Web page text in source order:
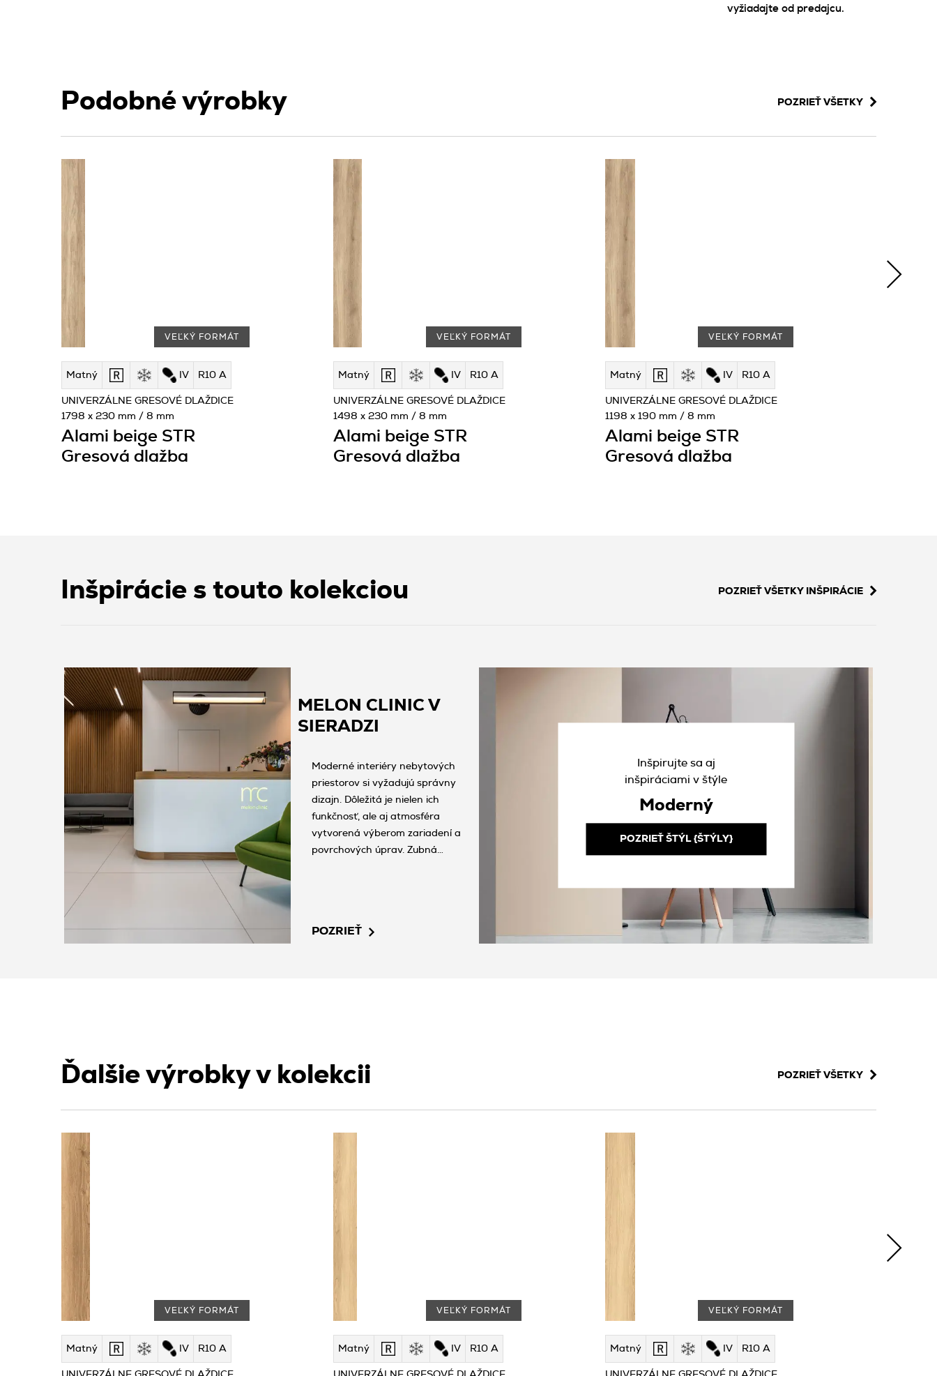
vyžiadajte od predajcu.
Podobné výrobky POZRIEŤ VŠETKY
VEĽKÝ FORMÁT
Matný IV R10 A
Alami beige STR
Gresová dlažba
UNIVERZÁLNE GRESOVÉ DLAŽDICE
1798 x 230 mm / 8 mm
VEĽKÝ FORMÁT
Matný IV R10 A
Alami beige STR
Gresová dlažba
UNIVERZÁLNE GRESOVÉ DLAŽDICE
1498 x 230 mm / 8 mm
VEĽKÝ FORMÁT
Matný IV R10 A
Alami beige STR
Gresová dlažba
UNIVERZÁLNE GRESOVÉ DLAŽDICE
1198 x 190 mm / 8 mm
Inšpirácie s touto kolekciou POZRIEŤ VŠETKY INŠPIRÁCIE
MELON CLINIC V
SIERADZI
Moderné interiéry nebytových
priestorov si vyžadujú správny
dizajn. Dôležitá je nielen ich
funkčnosť, ale aj atmosféra
vytvorená výberom zariadení a
povrchových úprav. Zubná
POZRIEŤ
Inšpirujte sa aj
inšpiráciami v štýle
Moderný
POZRIEŤ ŠTÝL {ŠTÝLY}
Ďalšie výrobky v kolekcii POZRIEŤ VŠETKY
VEĽKÝ FORMÁT
Matný IV R10 A
VEĽKÝ FORMÁT
Matný IV R10 A
VEĽKÝ FORMÁT
Matný IV R10 A